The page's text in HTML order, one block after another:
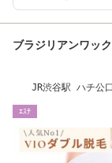
ブラジリアンワッ
JR渋谷駅 ハチ公
ｴｽﾃ